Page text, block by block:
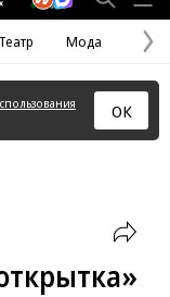
Театр Мода
ОК